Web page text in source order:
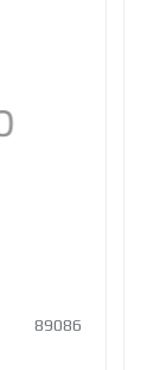
89086